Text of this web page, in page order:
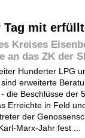
Tag mit
Kreises
an das ZK der
Hunderter LPG
erweiterte
die Beschlüsse der
Erreichte in Feld
der
Marx-Jahr fest ...